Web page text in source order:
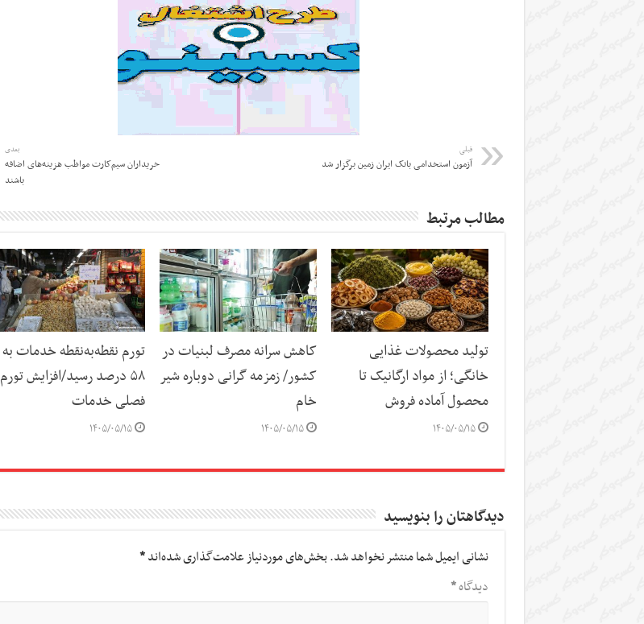
قبلی
آزمون استخدامی بانک ایران زمین برگزار شد
بعدی
خریداران سیم‌کارت مواظب هزینه‌های اضافه
باشند
مطالب مرتبط
تولید محصولات غذایی
خانگی؛ از مواد ارگانیک تا
محصول آماده فروش
۱۴۰۵/۰۵/۱۵
کاهش سرانه مصرف لبنیات در
کشور/ زمزمه گرانی دوباره شیر
خام
۱۴۰۵/۰۵/۱۵
تورم نقطه‌به‌نقطه خدمات به
۵۸ درصد رسید/افزایش تورم
فصلی خدمات
۱۴۰۵/۰۵/۱۵
دیدگاهتان را بنویسید
نشانی ایمیل شما منتشر نخواهد شد.بخش‌های موردنیاز علامت‌گذاری شده‌اند*
دیدگاه*